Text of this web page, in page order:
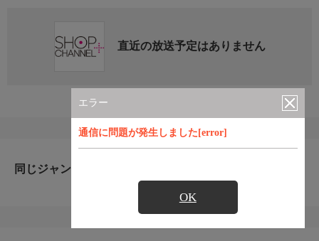
エラー
通信に問題が発生しました[error]
OK
直近の放送予定はありません
同じジャンルのおすすめ番組